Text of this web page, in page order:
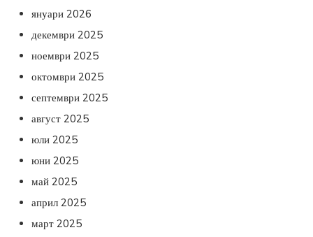
януари 2026
декември 2025
ноември 2025
октомври 2025
септември 2025
август 2025
юли 2025
юни 2025
май 2025
април 2025
март 2025